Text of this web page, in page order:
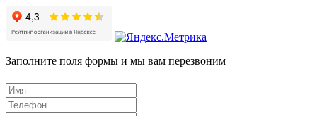
Заполните поля формы и мы вам перезвоним